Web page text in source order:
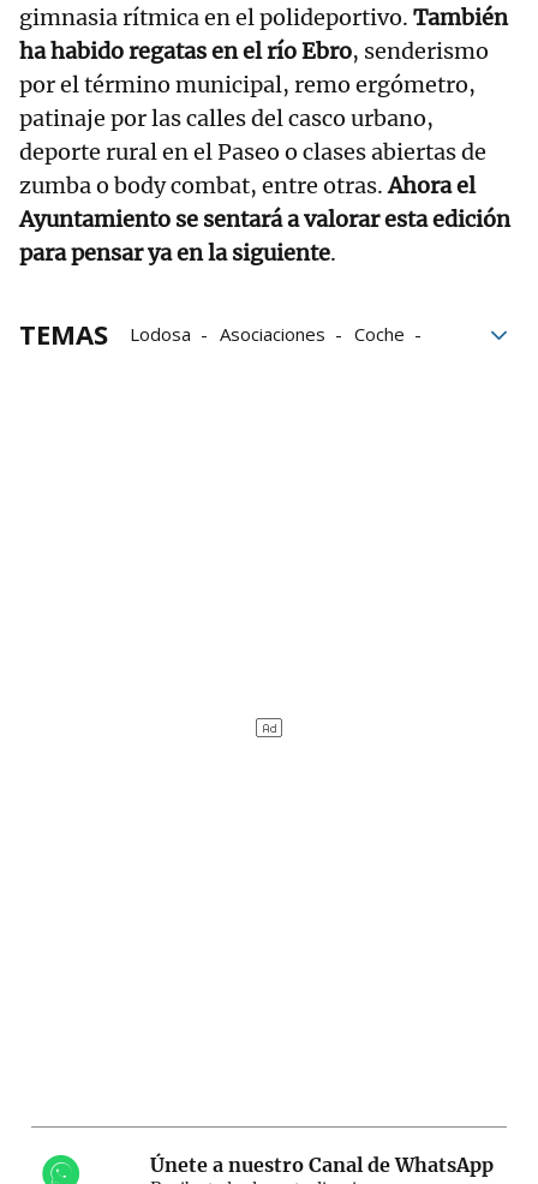
gimnasia rítmica en el polideportivo. También
ha habido regatas en el río Ebro, senderismo
por el término municipal, remo ergómetro,
patinaje por las calles del casco urbano,
deporte rural en el Paseo o clases abiertas de
zumba o body combat, entre otras.Ahora el
Ayuntamiento se sentará a valorar esta edición
para pensar ya en la siguiente.
TEMAS Lodosa Asociaciones
Coche
Únete a nuestro Canal de WhatsApp